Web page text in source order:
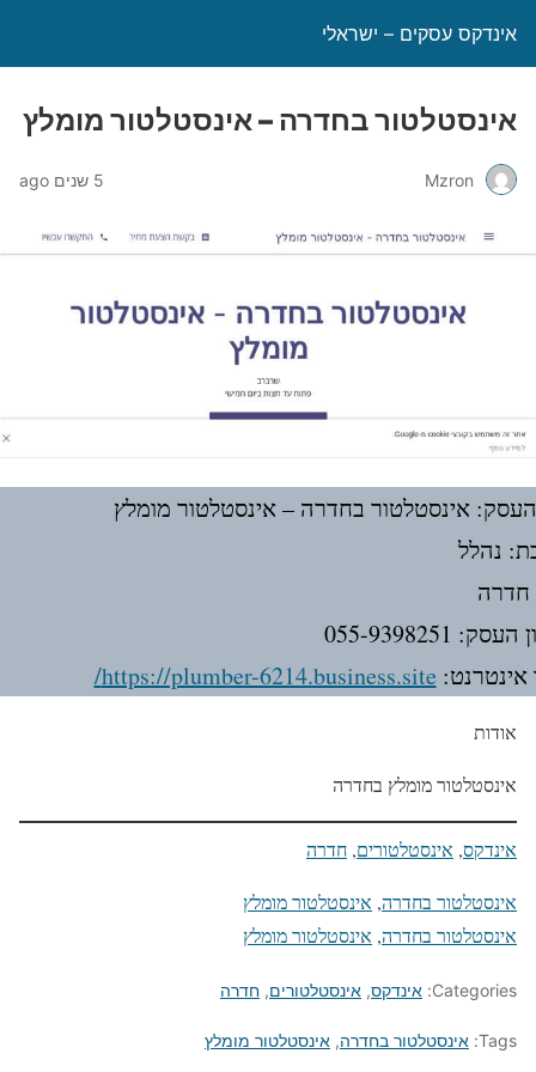
אינדקס עסקים – ישראלי
אינסטלטור בחדרה – אינסטלטור מומלץ
Mzron 5 שנים ago
אינסטלטור בחדרה – אינסטלטור מומלץ
נהלל
חדרה
055-9398251
https://plumber-6214.business.site/
אודות
אינסטלטור מומלץ בחדרה
אינדקס, אינסטלטורים, חדרה
אינסטלטור בחדרה, אינסטלטור מומלץ
אינסטלטור בחדרה, אינסטלטור מומלץ
Categories: אינדקס, אינסטלטורים, חדרה
Tags: אינסטלטור בחדרה, אינסטלטור מומלץ